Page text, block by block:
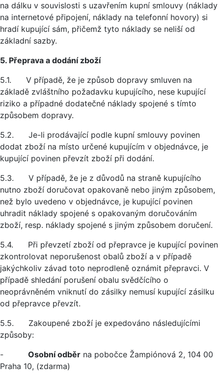
na dálku v souvislosti s uzavřením kupní smlouvy (náklady
na internetové připojení, náklady na telefonní hovory) si
hradí kupující sám, přičemž tyto náklady se neliší od
základní sazby.
5. Přeprava a dodání zboží
5.1. V případě, že je způsob dopravy smluven na
základě zvláštního požadavku kupujícího, nese kupující
riziko a případné dodatečné náklady spojené s tímto
způsobem dopravy.
5.2. Je-li prodávající podle kupní smlouvy povinen
dodat zboží na místo určené kupujícím v objednávce, je
kupující povinen převzít zboží při dodání.
5.3. V případě, že je z důvodů na straně kupujícího
nutno zboží doručovat opakovaně nebo jiným způsobem,
než bylo uvedeno v objednávce, je kupující povinen
uhradit náklady spojené s opakovaným doručováním
zboží, resp. náklady spojené s jiným způsobem doručení.
5.4. Při převzetí zboží od přepravce je kupující povinen
zkontrolovat neporušenost obalů zboží a v případě
jakýchkoliv závad toto neprodleně oznámit přepravci. V
případě shledání porušení obalu svědčícího o
neoprávněném vniknutí do zásilky nemusí kupující zásilku
od přepravce převzít.
5.5. Zakoupené zboží je expedováno následujícími
způsoby:
- Osobní odběr na pobočce Žampiónová 2, 104 00
Praha 10, (zdarma)